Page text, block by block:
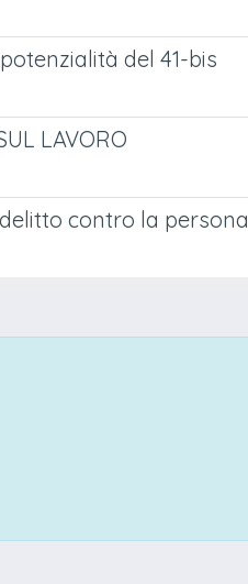
del 41-bis
LAVORO
contro la persona